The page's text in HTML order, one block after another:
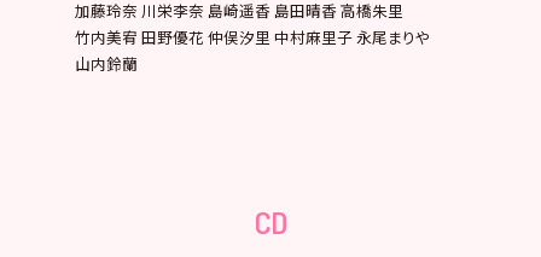
加藤玲奈 川栄李奈 島崎遥香 島田晴香 高橋朱里
竹内美宥 田野優花 仲俣汐里 中村麻里子 永尾まりや
山内鈴蘭
CD